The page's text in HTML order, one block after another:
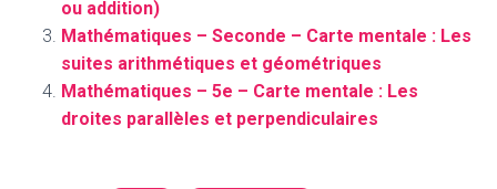
ou addition)
Mathématiques – Seconde – Carte mentale : Les
suites arithmétiques et géométriques
Mathématiques – 5e – Carte mentale : Les
droites parallèles et perpendiculaires